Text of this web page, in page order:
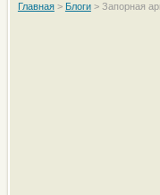
Главная> Блоги> Запорная